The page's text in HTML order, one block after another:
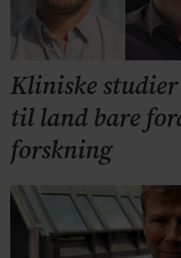
Kliniske
til land bare
forskning